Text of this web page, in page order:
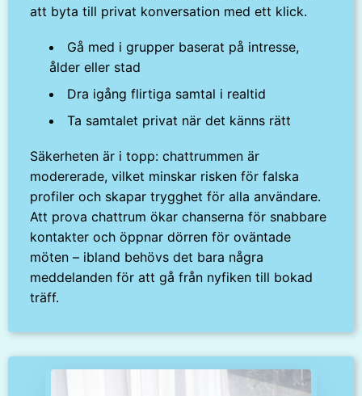
att byta till privat konversation med ett klick.
Gå med i grupper baserat på intresse,
ålder eller stad
Dra igång flirtiga samtal i realtid
Ta samtalet privat när det känns rätt
Säkerheten är i topp: chattrummen är
modererade, vilket minskar risken för falska
profiler och skapar trygghet för alla användare.
Att prova chattrum ökar chanserna för snabbare
kontakter och öppnar dörren för oväntade
möten – ibland behövs det bara några
meddelanden för att gå från nyfiken till bokad
träff.